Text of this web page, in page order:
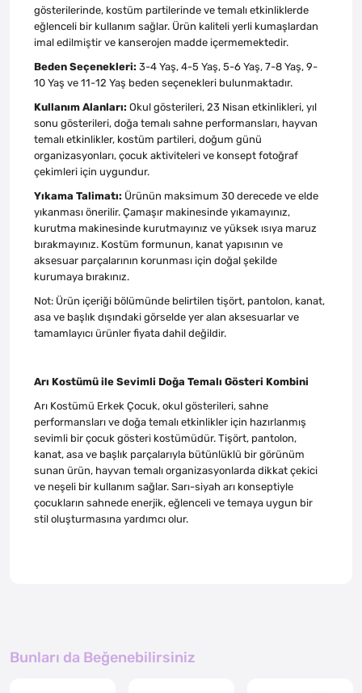
gösterilerinde, kostüm partilerinde ve temalı etkinliklerde
eğlenceli bir kullanım sağlar. Ürün kaliteli yerli kumaşlardan
imal edilmiştir ve kanserojen madde içermemektedir.
Beden Seçenekleri: 3-4 Yaş, 4-5 Yaş, 5-6 Yaş, 7-8 Yaş, 9-
10 Yaş ve 11-12 Yaş beden seçenekleri bulunmaktadır.
Kullanım Alanları: Okul gösterileri, 23 Nisan etkinlikleri, yıl
sonu gösterileri, doğa temalı sahne performansları, hayvan
temalı etkinlikler, kostüm partileri, doğum günü
organizasyonları, çocuk aktiviteleri ve konsept fotoğraf
çekimleri için uygundur.
Yıkama Talimatı: Ürünün maksimum 30 derecede ve elde
yıkanması önerilir. Çamaşır makinesinde yıkamayınız,
kurutma makinesinde kurutmayınız ve yüksek ısıya maruz
bırakmayınız. Kostüm formunun, kanat yapısının ve
aksesuar parçalarının korunması için doğal şekilde
kurumaya bırakınız.
Not: Ürün içeriği bölümünde belirtilen tişört, pantolon, kanat,
asa ve başlık dışındaki görselde yer alan aksesuarlar ve
tamamlayıcı ürünler fiyata dahil değildir.
Arı Kostümü ile Sevimli Doğa Temalı Gösteri Kombini
Arı Kostümü Erkek Çocuk, okul gösterileri, sahne
performansları ve doğa temalı etkinlikler için hazırlanmış
sevimli bir çocuk gösteri kostümüdür. Tişört, pantolon,
kanat, asa ve başlık parçalarıyla bütünlüklü bir görünüm
sunan ürün, hayvan temalı organizasyonlarda dikkat çekici
ve neşeli bir kullanım sağlar. Sarı-siyah arı konseptiyle
çocukların sahnede enerjik, eğlenceli ve temaya uygun bir
stil oluşturmasına yardımcı olur.
Bunları da Beğenebilirsiniz